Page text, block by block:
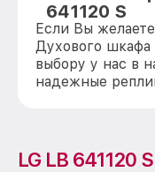
641120 S
Если Вы
Духового шкафа
выбору у нас в
надежные
LG LB 641120 S